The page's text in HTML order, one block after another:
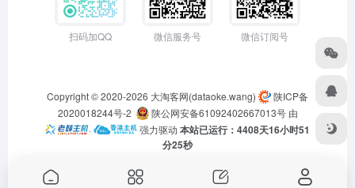
扫码加QQ 微信服务号 微信订阅号
Copyright © 2020-2026 大淘客网(dataoke.wang)
陕ICP备
2020018244号-2
陕公网安备61092402667013号由
·
强力驱动 本站已运行：4408天16小时51
分26秒